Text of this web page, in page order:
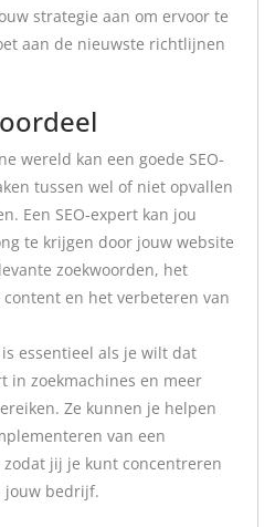
strategie aan om ervoor te
aan de nieuwste richtlijnen
wereld kan een goede SEO-
tussen wel of niet opvallen
Een SEO-expert kan jou
te krijgen door jouw website
zoekwoorden, het
en het verbeteren van
essentieel als je wilt dat
in zoekmachines en meer
Ze kunnen je helpen
van een
zodat jij je kunt concentreren
jouw bedrijf.